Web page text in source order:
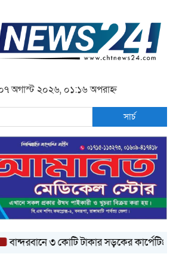
অগাস্ট ২০২৬, ০১:১৬ অপরাহ্ন
সার্চ
৩ কোটি টাকার সড়কের কার্পেটিং উঠে